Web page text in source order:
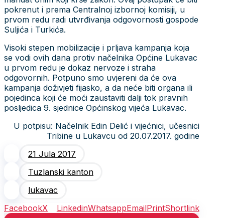
pokrenut i prema Centralnoj izbornoj komisiji, u
prvom redu radi utvrđivanja odgovornosti gospode
Suljića i Turkića.
Visoki stepen mobilizacije i prljava kampanja koja
se vodi ovih dana protiv načelnika Općine Lukavac
u prvom redu je dokaz nervoze i straha
odgovornih. Potpuno smo uvjereni da će ova
kampanja doživjeti fijasko, a da neće biti organa ili
pojedinca koji će moći zaustaviti dalji tok pravnih
posljedica 9. sjednice Općinskog vijeća Lukavac.
U potpisu: Načelnik Edin Delić i vijećnici, učesnici
Tribine u Lukavcu od 20.07.2017. godine
21 Jula 2017
Tuzlanski kanton
lukavac
FacebookX LinkedinWhatsappEmailPrintShortlink